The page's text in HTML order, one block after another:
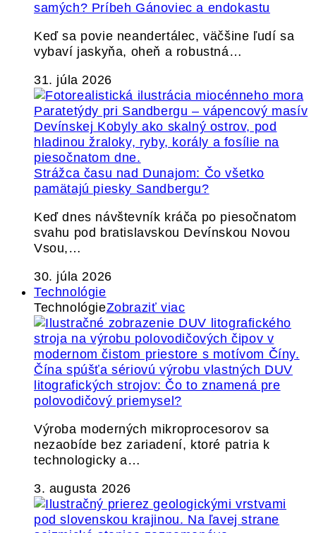
samých? Príbeh Gánoviec a endokastu
Keď sa povie neandertálec, väčšine ľudí sa
vybaví jaskyňa, oheň a robustná…
31. júla 2026
Strážca času nad Dunajom: Čo všetko
pamätajú piesky Sandbergu?
Keď dnes návštevník kráča po piesočnatom
svahu pod bratislavskou Devínskou Novou
Vsou,…
30. júla 2026
Technológie
TechnológieZobraziť viac
Čína spúšťa sériovú výrobu vlastných DUV
litografických strojov: Čo to znamená pre
polovodičový priemysel?
Výroba moderných mikroprocesorov sa
nezaobíde bez zariadení, ktoré patria k
technologicky a…
3. augusta 2026